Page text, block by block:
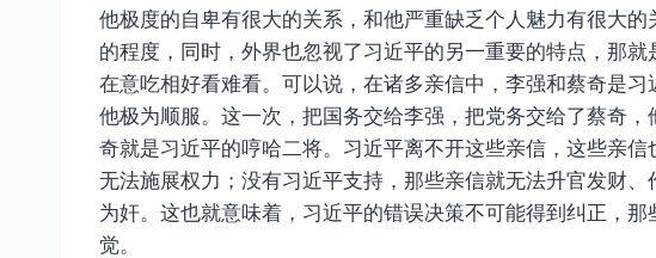
他极度的自卑有很大的关系，和他严重缺乏个人魅力有很大
的程度，同时，外界也忽视了习近平的另一重要的特点，那
在意吃相好看难看。可以说，在诸多亲信中，李强和蔡奇是
他极为顺服。这一次，把国务交给李强，把党务交给了蔡奇
奇就是习近平的哼哈二将。习近平离不开这些亲信，这些亲
无法施展权力；没有习近平支持，那些亲信就无法升官发财
为奸。这也就意味着，习近平的错误决策不可能得到纠正，
觉。